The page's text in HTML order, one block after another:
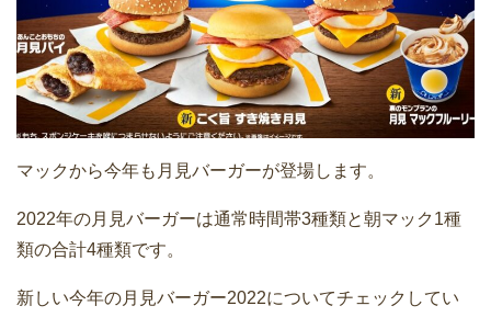
マックから今年も月見バーガーが登場します。
2022年の月見バーガーは通常時間帯3種類と朝マック1種
類の合計4種類です。
新しい今年の月見バーガー2022についてチェックしてい